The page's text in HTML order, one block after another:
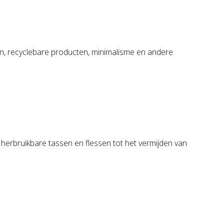
recyclebare producten, minimalisme en andere
tassen en flessen tot het vermijden van